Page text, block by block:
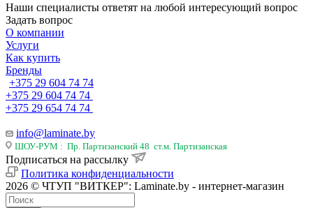
Наши специалисты ответят на любой интересующий вопрос
Задать вопрос
О компании
Услуги
Как купить
Бренды
+375 29 604 74 74
+375 29 604 74 74
+375 29 654 74 74
info@laminate.by
ШОУ-РУМ : Пр. Партизанский 48 ст.м. Партизанская
Подписаться на рассылку
Политика конфиденциальности
2026 © ЧТУП "ВИТКЕР": Laminate.by - интернет-магазин